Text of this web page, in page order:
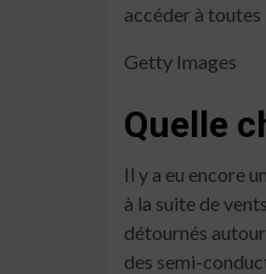
accéder à toutes
Getty Images
Quelle
Il y a eu encore
à la suite de
détournés
des semi-